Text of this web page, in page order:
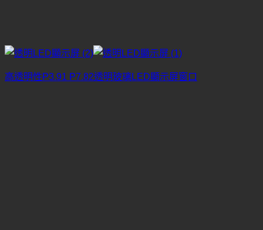
高透明性P3.91 P7.82透明玻璃LED顯示屏窗口